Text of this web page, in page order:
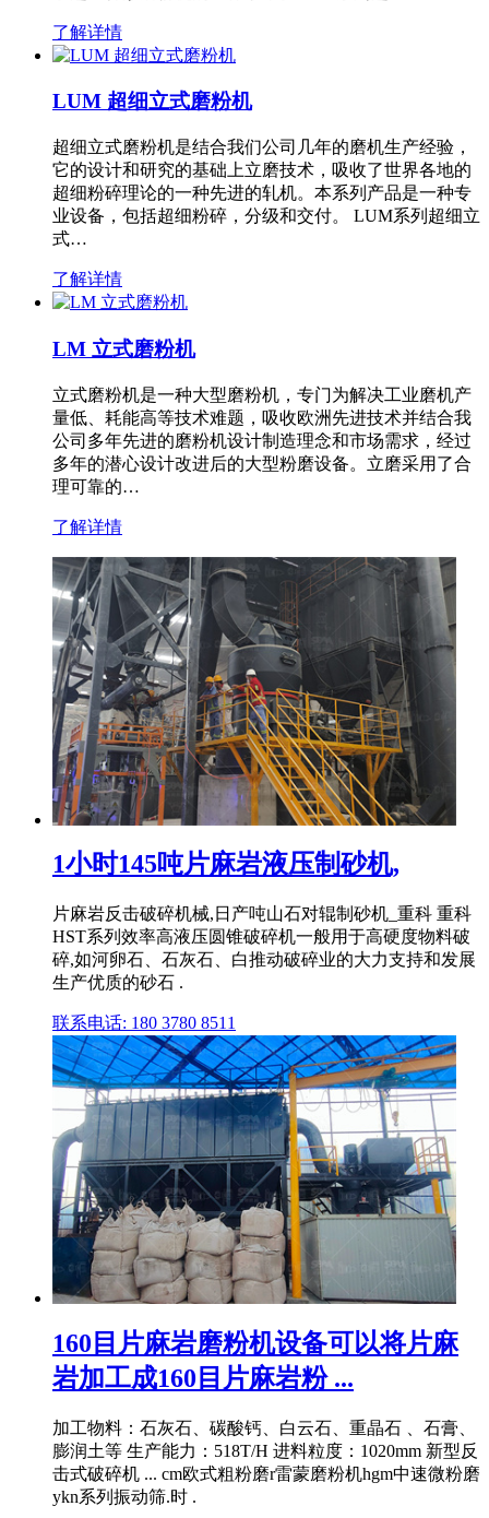
了解详情
LUM 超细立式磨粉机
超细立式磨粉机是结合我们公司几年的磨机生产经验，
它的设计和研究的基础上立磨技术，吸收了世界各地的
超细粉碎理论的一种先进的轧机。本系列产品是一种专
业设备，包括超细粉碎，分级和交付。 LUM系列超细立
式…
了解详情
LM 立式磨粉机
立式磨粉机是一种大型磨粉机，专门为解决工业磨机产
量低、耗能高等技术难题，吸收欧洲先进技术并结合我
公司多年先进的磨粉机设计制造理念和市场需求，经过
多年的潜心设计改进后的大型粉磨设备。立磨采用了合
理可靠的…
了解详情
1小时145吨片麻岩液压制砂机,
片麻岩反击破碎机械,日产吨山石对辊制砂机_重科 重科
HST系列效率高液压圆锥破碎机一般用于高硬度物料破
碎,如河卵石、石灰石、白推动破碎业的大力支持和发展
生产优质的砂石 .
联系电话: 180 3780 8511
160目片麻岩磨粉机设备可以将片麻
岩加工成160目片麻岩粉 ...
加工物料：石灰石、碳酸钙、白云石、重晶石 、石膏、
膨润土等 生产能力：518T/H 进料粒度：1020mm 新型反
击式破碎机 ... cm欧式粗粉磨r雷蒙磨粉机hgm中速微粉磨
ykn系列振动筛.时 .